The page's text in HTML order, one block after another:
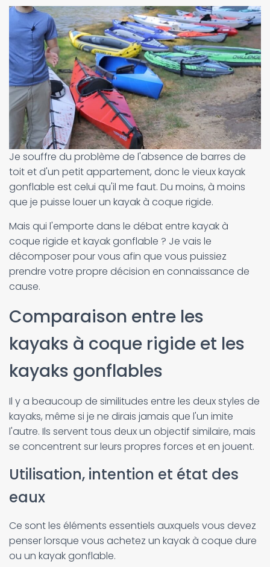
Je souffre du problème de l'absence de barres de
toit et d'un petit appartement, donc le vieux kayak
gonflable est celui qu'il me faut. Du moins, à moins
que je puisse louer un kayak à coque rigide.
Mais qui l'emporte dans le débat entre kayak à
coque rigide et kayak gonflable ? Je vais le
décomposer pour vous afin que vous puissiez
prendre votre propre décision en connaissance de
cause.
Comparaison entre les
kayaks à coque rigide et les
kayaks gonflables
Il y a beaucoup de similitudes entre les deux styles de
kayaks, même si je ne dirais jamais que l'un imite
l'autre. Ils servent tous deux un objectif similaire, mais
se concentrent sur leurs propres forces et en jouent.
Utilisation, intention et état des
eaux
Ce sont les éléments essentiels auxquels vous devez
penser lorsque vous achetez un kayak à coque dure
ou un kayak gonflable.